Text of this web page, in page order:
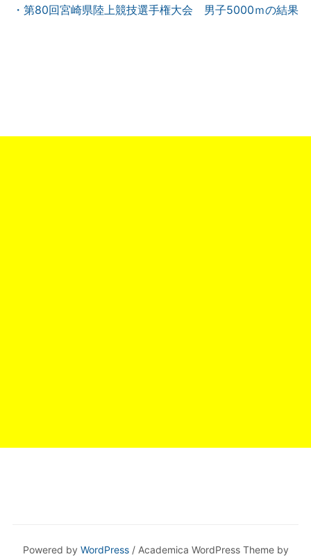
・第80回宮崎県陸上競技選手権大会 男子5000ｍの結果
Powered by WordPress/ Academica WordPress Theme by